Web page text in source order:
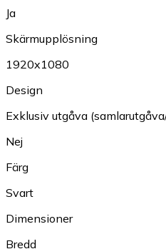
Ja
Skärmupplösning
1920x1080
Design
Exklusiv utgåva
Nej
Färg
Svart
Dimensioner
Bredd